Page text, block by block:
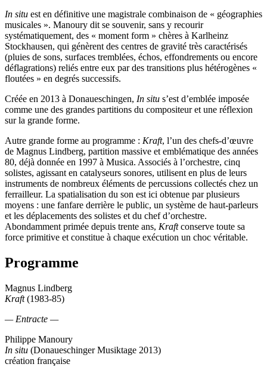
In situ est en définitive une magistrale combinaison de « géographies
musicales ». Manoury dit se souvenir, sans y recourir
systématiquement, des « moment form » chères à Karlheinz
Stockhausen, qui génèrent des centres de gravité très caractérisés
(pluies de sons, surfaces tremblées, échos, effondrements ou encore
déflagrations) reliés entre eux par des transitions plus hétérogènes «
floutées » en degrés successifs.
Créée en 2013 à Donaueschingen, In situ s’est d’emblée imposée
comme une des grandes partitions du compositeur et une réflexion
sur la grande forme.
Autre grande forme au programme : Kraft, l’un des chefs-d’œuvre
de Magnus Lindberg, partition massive et emblématique des années
80, déjà donnée en 1997 à Musica. Associés à l’orchestre, cinq
solistes, agissant en catalyseurs sonores, utilisent en plus de leurs
instruments de nombreux éléments de percussions collectés chez un
ferrailleur. La spatialisation du son est ici obtenue par plusieurs
moyens : une fanfare derrière le public, un système de haut-parleurs
et les déplacements des solistes et du chef d’orchestre.
Abondamment primée depuis trente ans, Kraftconserve toute sa
force primitive et constitue à chaque exécution un choc véritable.
Programme
Magnus Lindberg
Kraft(1983-85)
— Entracte —
Philippe Manoury
In situ (Donaueschinger Musiktage 2013)
création française